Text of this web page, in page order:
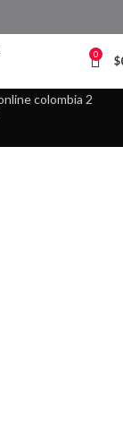
0 $